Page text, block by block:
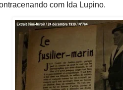
com Ida Lupino.